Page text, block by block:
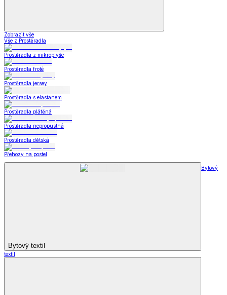
Zobrazit vše
Vše z Prostěradla
Prostěradla z mikroplyše
Prostěradla froté
Prostěradla jersey
Prostěradla s elastanem
Prostěradla plátěná
Prostěradla nepropustná
Prostěradla dětská
Přehozy na postel
Bytový textil
Bytový
textil